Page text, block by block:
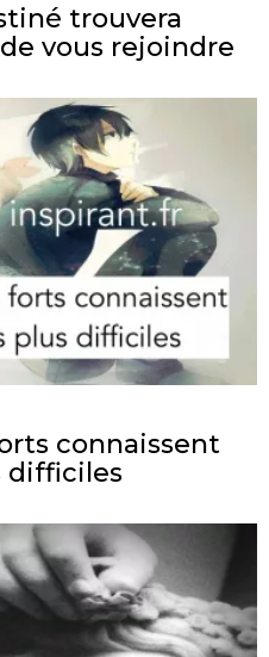
trouvera
vous rejoindre
connaissent
difficiles